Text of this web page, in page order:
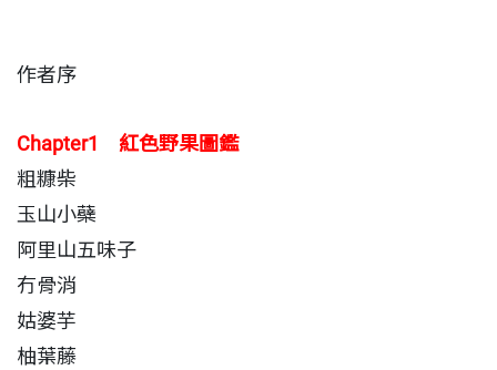
作者序
Chapter1 紅色野果圖鑑
粗糠柴
玉山小蘗
阿里山五味子
冇骨消
姑婆芋
柚葉藤